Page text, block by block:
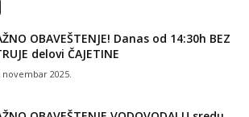
OBAVEŠTENJE! Danas od 14:30h BEZ
delovi ČAJETINE
novembar 2025.